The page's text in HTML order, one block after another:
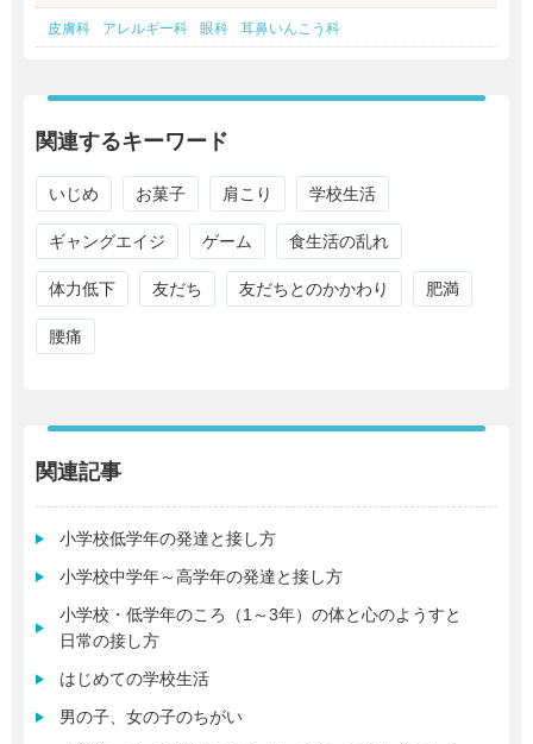
皮膚科 アレルギー科 眼科 耳鼻いんこう科
関連するキーワード
いじめ お菓子 肩こり 学校生活
ギャングエイジ ゲーム 食生活の乱れ
体力低下 友だち 友だちとのかかわり 肥満
腰痛
関連記事
小学校低学年の発達と接し方
小学校中学年～高学年の発達と接し方
小学校・低学年のころ（1～3年）の体と心のようすと
日常の接し方
はじめての学校生活
男の子、女の子のちがい